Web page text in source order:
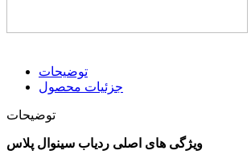
توضیحات
جزئیات محصول
توضیحات
ویژگی های اصلی ردیاب سینوال پلاس